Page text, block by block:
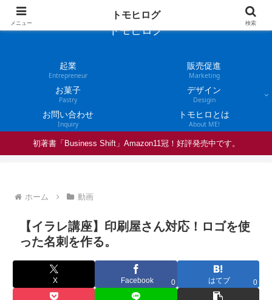
トモヒログ
起業
Entrepreneur
販売促進
Marketing
お菓子
Pastry
デザイン
Desigin
お問い合わせ
Inquiry
トモヒロとは
About ME!
初著書「Business Shift」Amazon11冠！好評発売中です。
ホーム 動画
【イラレ講座】印刷屋さん対応！ロゴを使
った名刺を作る。
X Facebook 0 はてブ 0
メニュー
トモヒログ
検索